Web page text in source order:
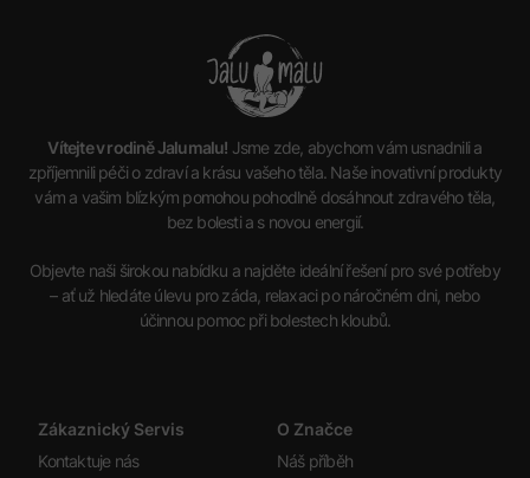
Vítejte v rodině Jalumalu! Jsme zde, abychom vám usnadnili a
zpříjemnili péči o zdraví a krásu vašeho těla. Naše inovativní produkty
vám a vašim blízkým pomohou pohodlně dosáhnout zdravého těla,
bez bolesti a s novou energií.
Objevte naši širokou nabídku a najděte ideální řešení pro své potřeby
– ať už hledáte úlevu pro záda, relaxaci po náročném dni, nebo
účinnou pomoc při bolestech kloubů.
Zákaznický Servis
Kontaktuje nás
O Značce
Náš příběh